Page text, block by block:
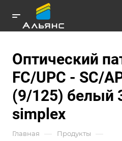
Оптический
FC/UPC - SC/
(9/125) белый
simplex
Главная — Продукты —